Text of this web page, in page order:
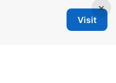
×
Visit